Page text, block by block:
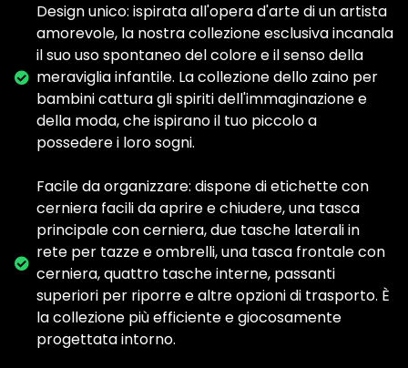
Design unico: ispirata all'opera d'arte di un artista
amorevole, la nostra collezione esclusiva incanala
il suo uso spontaneo del colore e il senso della
meraviglia infantile. La collezione dello zaino per
bambini cattura gli spiriti dell'immaginazione e
della moda, che ispirano il tuo piccolo a
possedere i loro sogni.
Facile da organizzare: dispone di etichette con
cerniera facili da aprire e chiudere, una tasca
principale con cerniera, due tasche laterali in
rete per tazze e ombrelli, una tasca frontale con
cerniera, quattro tasche interne, passanti
superiori per riporre e altre opzioni di trasporto. È
la collezione più efficiente e giocosamente
progettata intorno.